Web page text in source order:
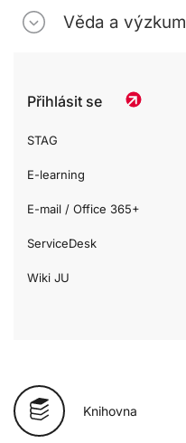
Věda a výzkum
Přihlásit se
STAG
E-learning
E-mail / Office 365+
ServiceDesk
Wiki JU
Knihovna